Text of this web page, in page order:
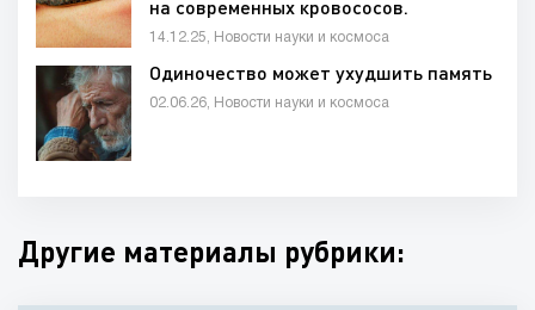
на современных кровососов.
14.12.25, Новости науки и космоса
Одиночество может ухудшить память
02.06.26, Новости науки и космоса
Другие материалы рубрики: